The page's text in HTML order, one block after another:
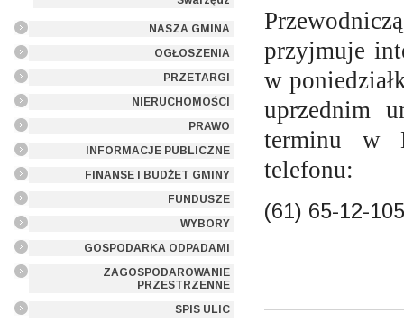
NASZA GMINA
OGŁOSZENIA
PRZETARGI
NIERUCHOMOŚCI
PRAWO
INFORMACJE PUBLICZNE
FINANSE I BUDŻET GMINY
FUNDUSZE
WYBORY
GOSPODARKA ODPADAMI
ZAGOSPODAROWANIE
PRZESTRZENNE
SPIS ULIC
przyjmuje
w
uprzednim
terminu w
telefonu:
(61) 65-12-